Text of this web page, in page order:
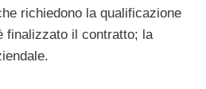
richiedono la qualificazione
finalizzato il contratto; la